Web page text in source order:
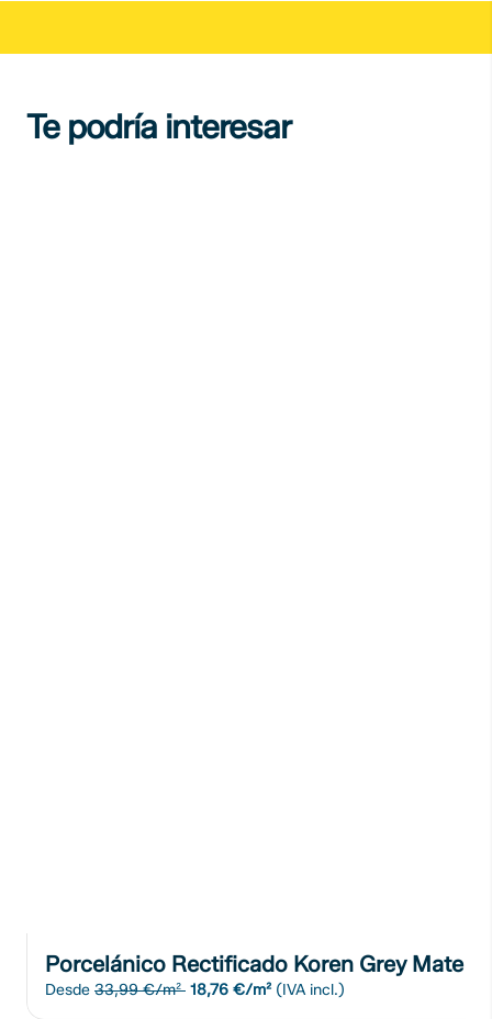
Te podría interesar
Porcelánico Rectificado Koren Grey Mate
Desde 33,99 €/m² 18,76 €/m² (IVA incl.)